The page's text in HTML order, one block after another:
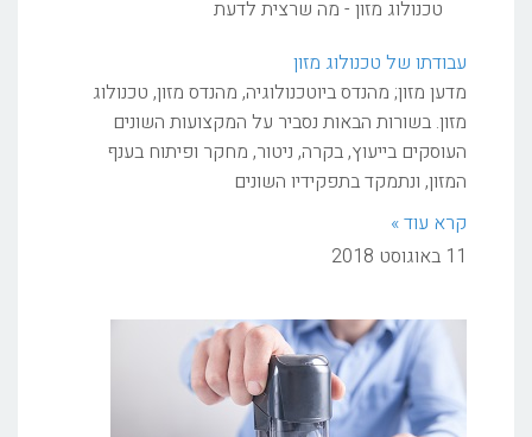
טכנולוג מזון - מה שרצית לדעת
עבודתו של טכנולוג מזון
מדען מזון; מהנדס ביוטכנולוגיה, מהנדס מזון, טכנולוג
מזון. בשורות הבאות נסביר על המקצועות השונים
העוסקים בייעוץ, בקרה, ניטור, מחקר ופיתוח בענף
המזון, ונתמקד בתפקידיו השונים
קרא עוד »
11 באוגוסט 2018